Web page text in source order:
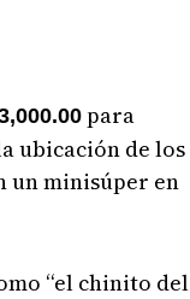
para
ubicación de los
un minisúper en
“el chinito del